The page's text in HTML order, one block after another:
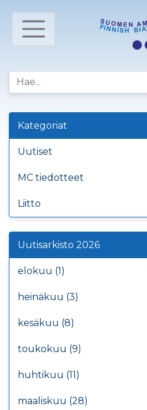
Kategoriat
Uutiset
MC tiedotteet
Liitto
Uutisarkisto 2026
elokuu (1)
heinäkuu (3)
kesäkuu (8)
toukokuu (9)
huhtikuu (11)
maaliskuu (28)